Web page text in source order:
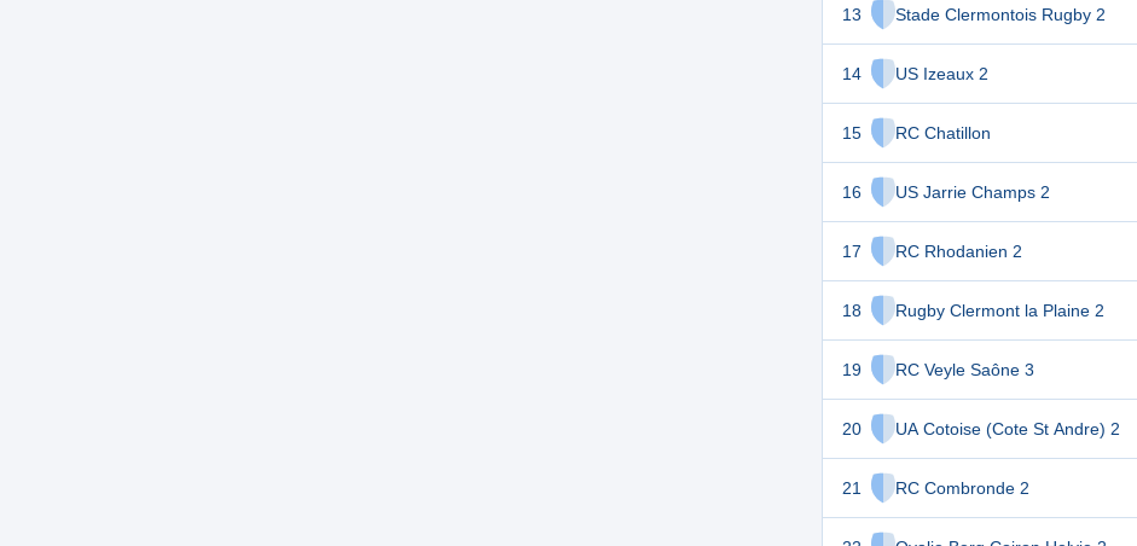
13 Stade Clermontois Rugby 2
14 US Izeaux 2
15 RC Chatillon
16 US Jarrie Champs 2
17 RC Rhodanien 2
18 Rugby Clermont la Plaine 2
19 RC Veyle Saône 3
20 UA Cotoise (Cote St Andre) 2
21 RC Combronde 2